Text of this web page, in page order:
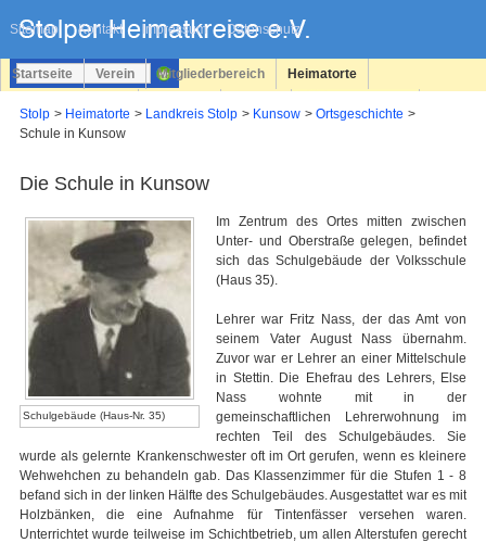
Sitemap Kontakt Impressum Datenschutz
überspringen
Startseite Verein Mitgliederbereich Heimatorte
Login
Stolp Heimatorte Landkreis Stolp Kunsow
Ortsgeschichte
Schule in Kunsow
Die Schule in Kunsow
Schulgebäude (Haus-Nr. 35)
Im Zentrum des Ortes mitten zwischen
Unter- und Oberstraße gelegen, befindet
sich das Schulgebäude der Volksschule
(Haus 35).
Lehrer war Fritz Nass, der das Amt von
seinem Vater August Nass übernahm.
Zuvor war er Lehrer an einer Mittelschule
in Stettin. Die Ehefrau des Lehrers, Else
Nass wohnte mit in der
gemeinschaftlichen Lehrerwohnung im
rechten Teil des Schulgebäudes. Sie
wurde als gelernte Krankenschwester oft im Ort gerufen, wenn es kleinere
Wehwehchen zu behandeln gab. Das Klassenzimmer für die Stufen 1 - 8
befand sich in der linken Hälfte des Schulgebäudes. Ausgestattet war es mit
Holzbänken, die eine Aufnahme für Tintenfässer versehen waren.
Unterrichtet wurde teilweise im Schichtbetrieb, um allen Alterstufen gerecht